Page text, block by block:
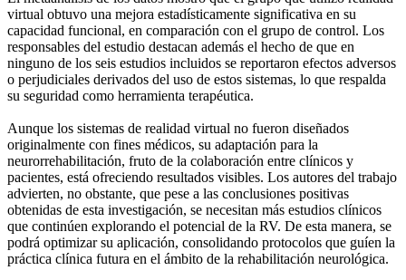
virtual obtuvo una mejora estadísticamente significativa en su
capacidad funcional, en comparación con el grupo de control. Los
responsables del estudio destacan además el hecho de que en
ninguno de los seis estudios incluidos se reportaron efectos adversos
o perjudiciales derivados del uso de estos sistemas, lo que respalda
su seguridad como herramienta terapéutica.
Aunque los sistemas de realidad virtual no fueron diseñados
originalmente con fines médicos, su adaptación para la
neurorrehabilitación, fruto de la colaboración entre clínicos y
pacientes, está ofreciendo resultados visibles. Los autores del trabajo
advierten, no obstante, que pese a las conclusiones positivas
obtenidas de esta investigación, se necesitan más estudios clínicos
que continúen explorando el potencial de la RV. De esta manera, se
podrá optimizar su aplicación, consolidando protocolos que guíen la
práctica clínica futura en el ámbito de la rehabilitación neurológica.